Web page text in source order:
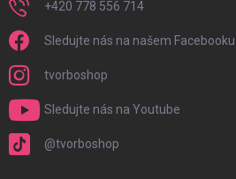
+420 778 556 714
Sledujte nás na našem Facebooku
tvorboshop
Sledujte nás na Youtube
@tvorboshop